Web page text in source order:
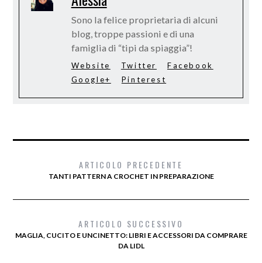
Sono la felice proprietaria di alcuni
blog, troppe passioni e di una
famiglia di “tipi da spiaggia”!
Website Twitter
Facebook
Google+
Pinterest
ARTICOLO PRECEDENTE
TANTI PATTERN A CROCHET IN PREPARAZIONE
ARTICOLO SUCCESSIVO
MAGLIA, CUCITO E UNCINETTO: LIBRI E ACCESSORI DA COMPRARE
DA LIDL